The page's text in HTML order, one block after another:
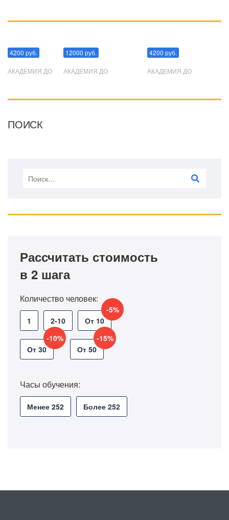
4200 руб.
АКАДЕМИЯ ДО
12000 руб.
АКАДЕМИЯ ДО
4200 руб.
АКАДЕМИЯ ДО
ПОИСК
Рассчитать стоимость
в 2 шага
Количество человек:
1 2-10 От 10
-5%
От 30
-10%
От 50
-15%
Часы обучения:
Менее 252 Более 252